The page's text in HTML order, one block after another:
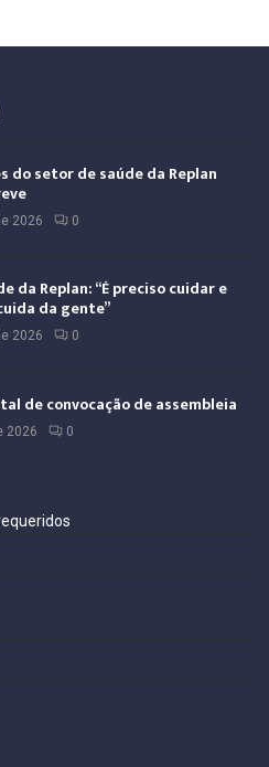
do setor de saúde da Replan
2026 0
da Replan: “É preciso cuidar e
da gente”
2026 0
de convocação de assembleia
2026 0